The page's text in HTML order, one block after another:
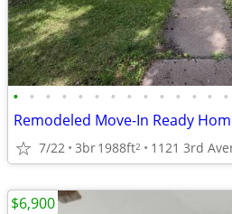
• • • • • • • • • • • • • •
Remodeled Move-In Ready
7/22 3br1988ft2
$6,900